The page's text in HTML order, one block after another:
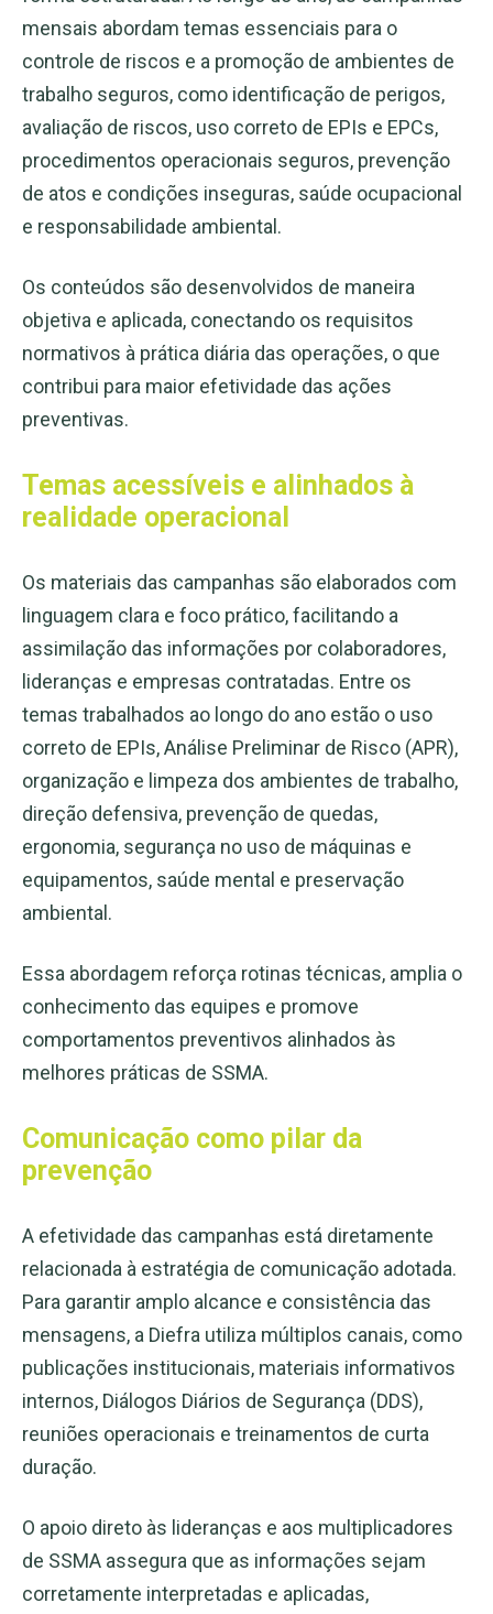
mensais abordam temas essenciais para o
controle de riscos e a promoção de ambientes de
trabalho seguros, como identificação de perigos,
avaliação de riscos, uso correto de EPIs e EPCs,
procedimentos operacionais seguros, prevenção
de atos e condições inseguras, saúde ocupacional
e responsabilidade ambiental.
Os conteúdos são desenvolvidos de maneira
objetiva e aplicada, conectando os requisitos
normativos à prática diária das operações, o que
contribui para maior efetividade das ações
preventivas.
Temas acessíveis e alinhados à
realidade operacional
Os materiais das campanhas são elaborados com
linguagem clara e foco prático, facilitando a
assimilação das informações por colaboradores,
lideranças e empresas contratadas. Entre os
temas trabalhados ao longo do ano estão o uso
correto de EPIs, Análise Preliminar de Risco (APR),
organização e limpeza dos ambientes de trabalho,
direção defensiva, prevenção de quedas,
ergonomia, segurança no uso de máquinas e
equipamentos, saúde mental e preservação
ambiental.
Essa abordagem reforça rotinas técnicas, amplia o
conhecimento das equipes e promove
comportamentos preventivos alinhados às
melhores práticas de SSMA.
Comunicação como pilar da
prevenção
A efetividade das campanhas está diretamente
relacionada à estratégia de comunicação adotada.
Para garantir amplo alcance e consistência das
mensagens, a Diefra utiliza múltiplos canais, como
publicações institucionais, materiais informativos
internos, Diálogos Diários de Segurança (DDS),
reuniões operacionais e treinamentos de curta
duração.
O apoio direto às lideranças e aos multiplicadores
de SSMA assegura que as informações sejam
corretamente interpretadas e aplicadas,